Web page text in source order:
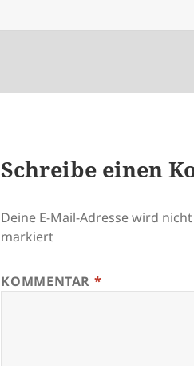
Schreibe einen
Deine E-Mail-Adresse wird
markiert
KOMMENTAR *